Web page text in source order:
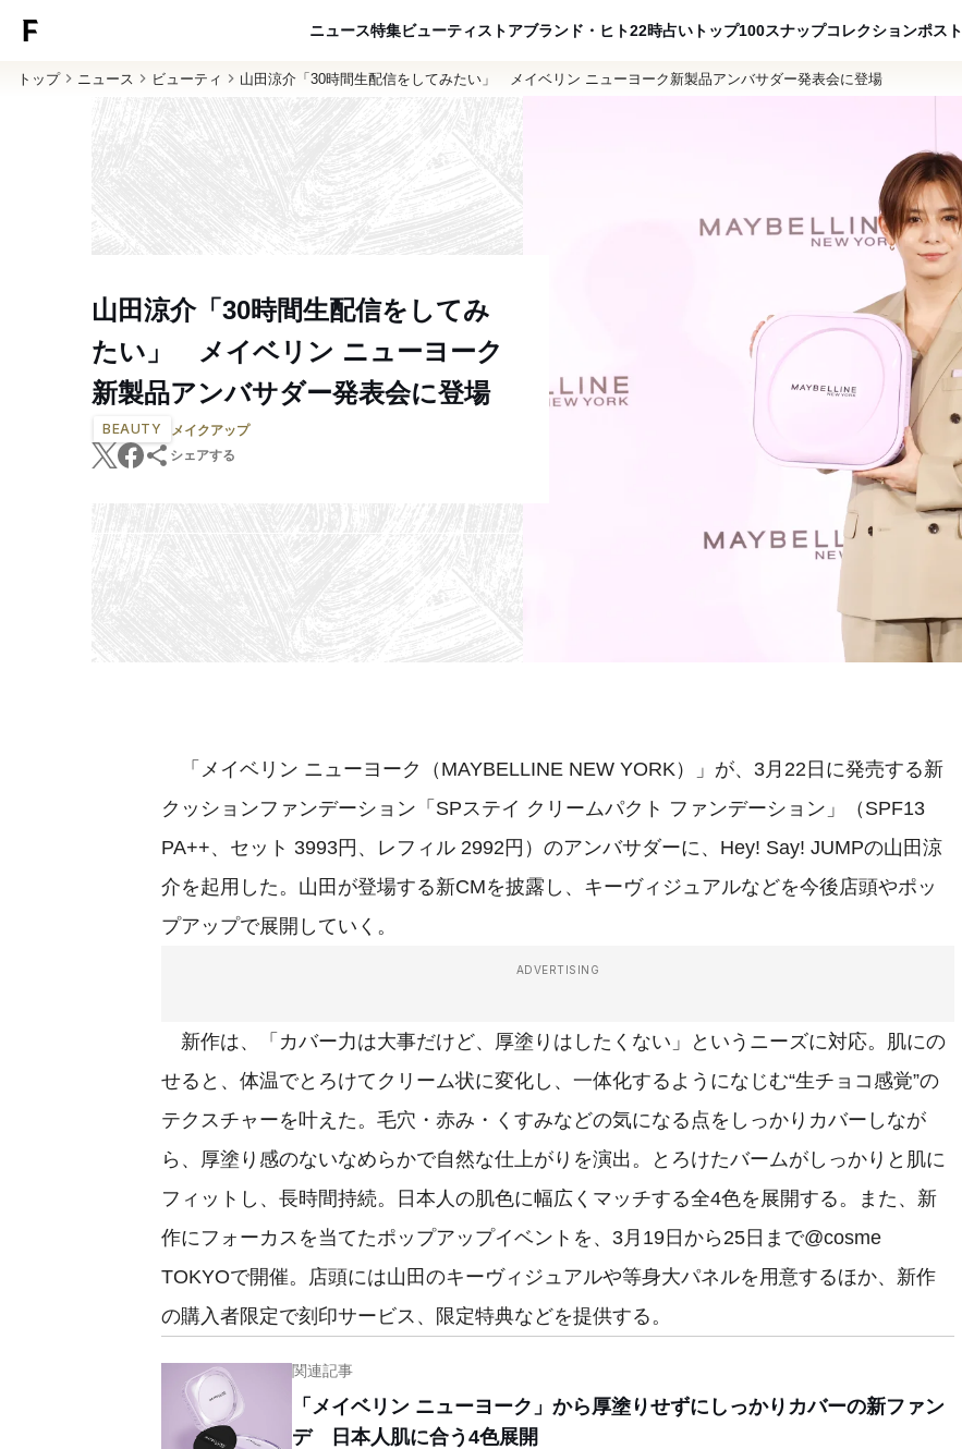
ニュース特集ビューティ ストアブランド・ヒト22時占い トップ100スナップコレクションポスト
トップ ニュース ビューティ 山田涼介「30時間生配信をしてみたい」 メイベリン ニューヨーク新製品アンバサダー発表会に登場
山田涼介「30時間生配信をしてみ
たい」 メイベリン ニューヨーク
新製品アンバサダー発表会に登場
BEAUTY
メイクアップ
シェアする
「メイベリン ニューヨーク（MAYBELLINE NEW YORK）」が、3月22日に発売する新
クッションファンデーション「SPステイ クリームパクト ファンデーション」（SPF13
PA++、セット 3993円、レフィル 2992円）のアンバサダーに、Hey! Say! JUMPの山田涼
介を起用した。山田が登場する新CMを披露し、キーヴィジュアルなどを今後店頭やポッ
プアップで展開していく。
ADVERTISING
新作は、「カバー力は大事だけど、厚塗りはしたくない」というニーズに対応。肌にの
せると、体温でとろけてクリーム状に変化し、一体化するようになじむ“生チョコ感覚”の
テクスチャーを叶えた。毛穴・赤み・くすみなどの気になる点をしっかりカバーしなが
ら、厚塗り感のないなめらかで自然な仕上がりを演出。とろけたバームがしっかりと肌に
フィットし、長時間持続。日本人の肌色に幅広くマッチする全4色を展開する。また、新
作にフォーカスを当てたポップアップイベントを、3月19日から25日まで@cosme
TOKYOで開催。店頭には山田のキーヴィジュアルや等身大パネルを用意するほか、新作
の購入者限定で刻印サービス、限定特典などを提供する。
関連記事
「メイベリン ニューヨーク」から厚塗りせずにしっかりカバーの新ファン
デ 日本人肌に合う4色展開